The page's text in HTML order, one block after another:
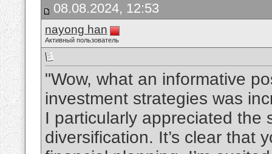
08.08.2024, 12:53
nayong han
Активный пользователь
"Wow, what an informative
investment strategies was
I particularly appreciated the
diversification. It’s clear that